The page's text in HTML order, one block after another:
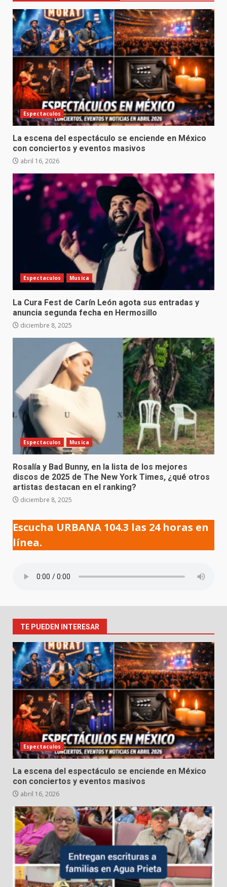
Espectaculos
La escena del espectáculo se enciende en México
con conciertos y eventos masivos
abril 16, 2026
Espectaculos Musica
La Cura Fest de Carín León agota sus entradas y
anuncia segunda fecha en Hermosillo
diciembre 8, 2025
Espectaculos Musica
Rosalía y Bad Bunny, en la lista de los mejores
discos de 2025 de The New York Times, ¿qué otros
artistas destacan en el ranking?
diciembre 8, 2025
Escucha URBANA 104.3 las 24 horas en
línea.
TE PUEDEN INTERESAR
Espectaculos
La escena del espectáculo se enciende en México
con conciertos y eventos masivos
abril 16, 2026